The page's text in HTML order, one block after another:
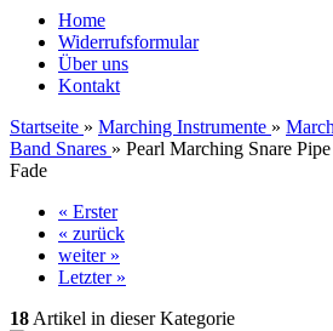
Home
Widerrufsformular
Über uns
Kontakt
Startseite » Marching Instrumente »
Band Snares » Pearl Marching Snare
Fade
« Erster
« zurück
weiter »
Letzter »
18 Artikel in dieser Kategorie